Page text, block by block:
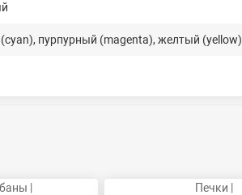
(cyan), пурпурный (magenta), желтый (yellow)
| Печки |